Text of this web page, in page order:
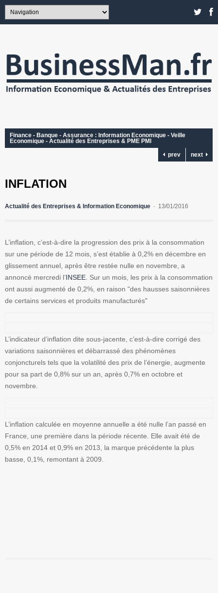
Finance - Banque - Assurance : Information Economique - Veille
Economique - Actualité des Entreprises & PME PMI
prev
next
INFLATION
Actualité des Entreprises & Information Economique 13/01/2016
L’inflation, c’est-à-dire la progression des prix à la consommation
sur une période de 12 mois, s’est établie à 0,2% en décembre en
glissement annuel, après être restée nulle en novembre, a
annoncé mercredi l’INSEE. Sur un mois, les prix à la consommation
ont aussi augmenté de 0,2%, en raison "des hausses saisonnières
de certains services et produits manufacturés"
L’indicateur d’inflation dite sous-jacente, c’est-à-dire corrigé des
variations saisonnières et débarrassé des phénomènes
conjoncturels tels que la volatilité des prix de l’énergie, augmente
pour sa part de 0,8% sur un an, après 0,7% en octobre et
novembre.
L’inflation calculée en moyenne annuelle a été nulle l’an passé en
France, une première dans la période récente. Elle avait été de
0,5% en 2014 et 0,9% en 2013, la marque précédente la plus
basse, 0,1%, remontant à 2009.